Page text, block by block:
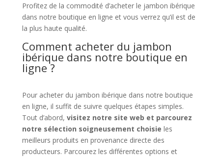
Profitez de la commodité d’acheter le jambon ibérique
dans notre boutique en ligne et vous verrez qu’il est de
la plus haute qualité.
Comment acheter du jambon
ibérique dans notre boutique en
ligne ?
Pour acheter du jambon ibérique dans notre boutique
en ligne, il suffit de suivre quelques étapes simples.
Tout d’abord, visitez notre site web et parcourez
notre sélection soigneusement choisie les
meilleurs produits en provenance directe des
producteurs. Parcourez les différentes options et